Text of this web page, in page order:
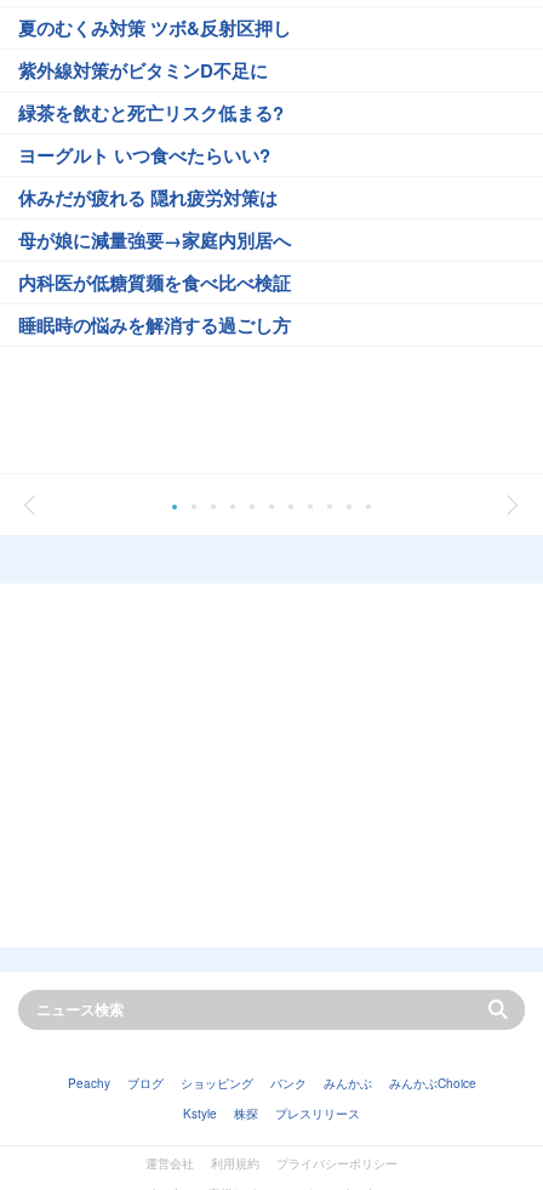
夏のむくみ対策 ツボ&反射区押し
紫外線対策がビタミンD不足に
緑茶を飲むと死亡リスク低まる?
ヨーグルト いつ食べたらいい?
休みだが疲れる 隠れ疲労対策は
母が娘に減量強要→家庭内別居へ
内科医が低糖質麺を食べ比べ検証
睡眠時の悩みを解消する過ごし方
Peachy ブログ ショッピング バンク みんかぶ
みんかぶChoice
Kstyle
株探 プレスリリース
運営会社 利用規約
プライバシーポリシー